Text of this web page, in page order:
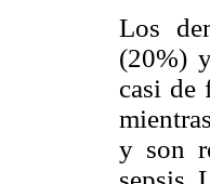
Los
(20%)
casi de
y son